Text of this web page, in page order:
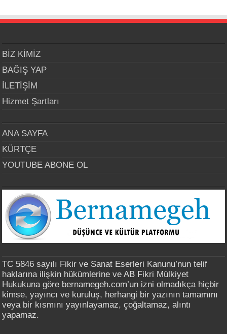
BİZ KİMİZ
BAĞIŞ YAP
İLETİŞİM
Hizmet Şartları
ANA SAYFA
KÜRTÇE
YOUTUBE ABONE OL
TC 5846 sayılı Fikir ve Sanat Eserleri Kanunu’nun telif
haklarına ilişkin hükümlerine ve AB Fikri Mülkiyet
Hukukuna göre bernamegeh.com’un izni olmadıkça hiçbir
kimse, yayıncı ve kuruluş, herhangi bir yazının tamamını
veya bir kısmını yayınlayamaz, çoğaltamaz, alıntı
yapamaz.